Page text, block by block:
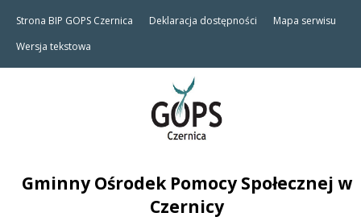
Strona BIP GOPS Czernica Deklaracja dostępności
Mapa serwisu
Wersja tekstowa
Gminny Ośrodek Pomocy Społecznej w
Czernicy